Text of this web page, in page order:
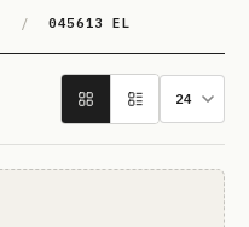
/ 045613 EL